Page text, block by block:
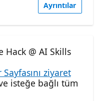
Ayrıntılar
Hack @ AI Skills
ziyaret
isteğe bağlı tüm